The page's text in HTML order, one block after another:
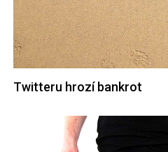
Twitteru hrozí bankrot